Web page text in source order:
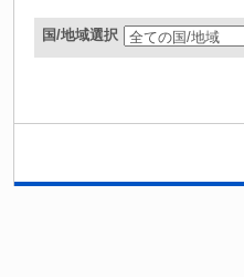
国/地域選択